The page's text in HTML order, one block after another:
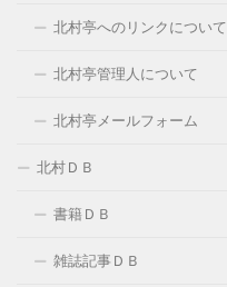
北村亭へのリンクについて
北村亭管理人について
北村亭メールフォーム
北村ＤＢ
書籍ＤＢ
雑誌記事ＤＢ